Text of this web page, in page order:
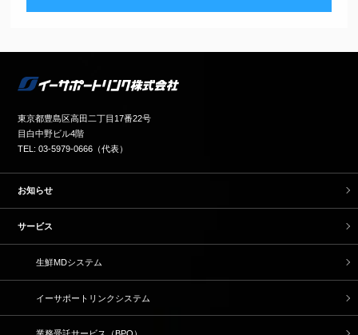
東京都豊島区高田二丁目17番22号
目白中野ビル4階
TEL: 03-5979-0666（代表）
お知らせ
サービス
生鮮MDシステム
イーサポートリンクシステム